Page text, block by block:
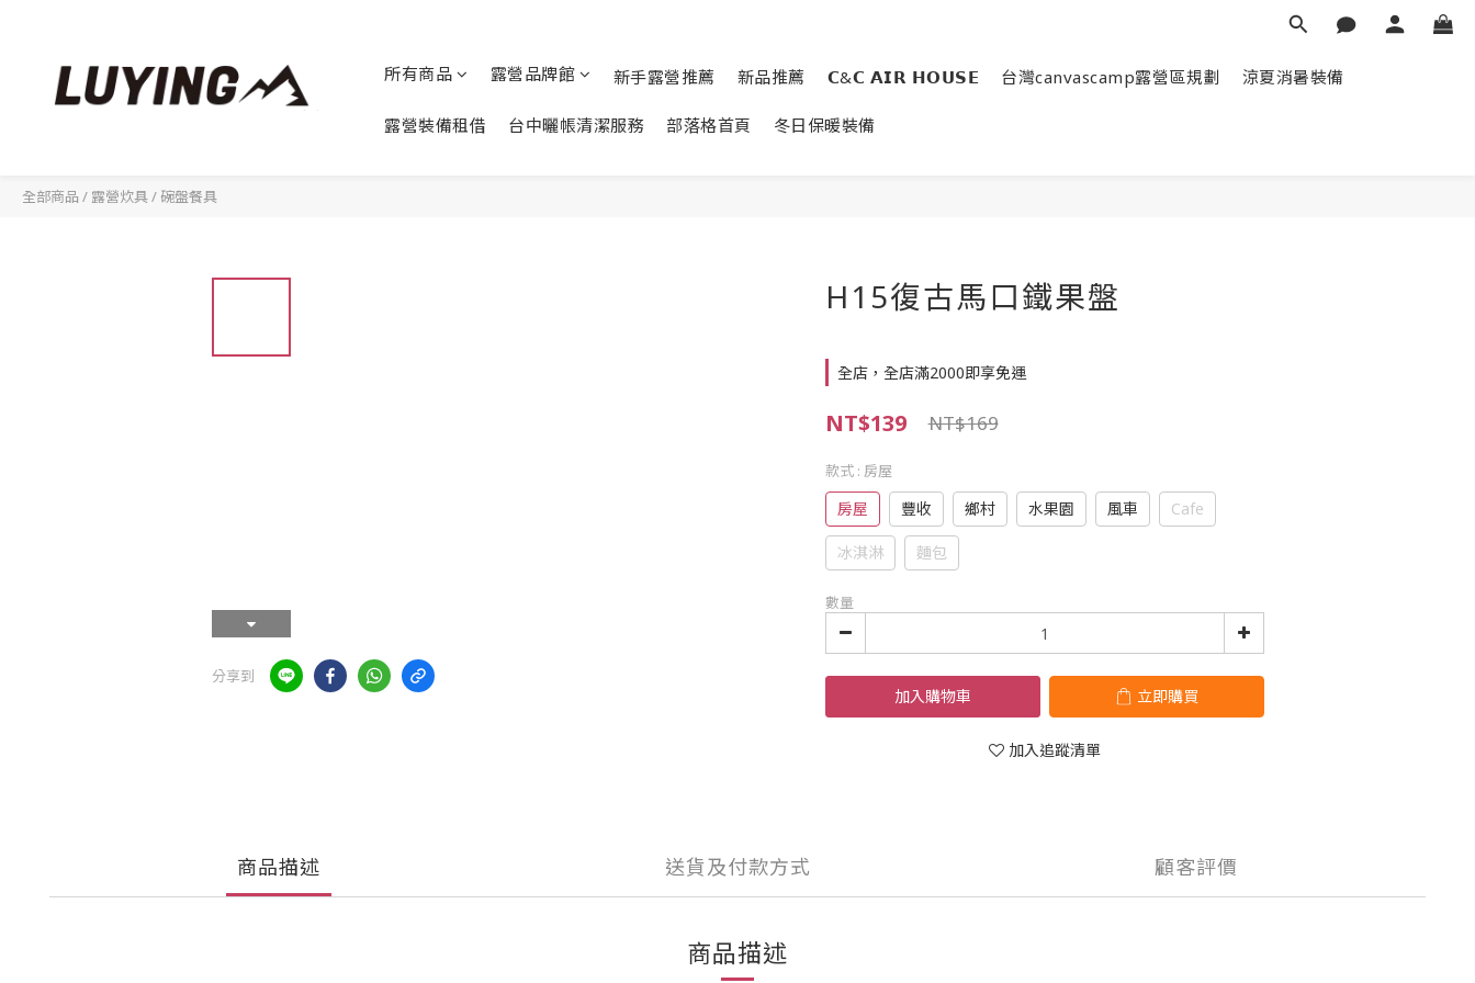
所有商品 露營品牌館 新手露營推薦 新品推薦 𝗖&𝗖 𝗔𝗜𝗥 𝗛𝗢𝗨𝗦𝗘 台灣canvascamp露營區規劃 涼夏消暑裝備
露營裝備租借 台中曬帳清潔服務 部落格首頁 冬日保暖裝備
全部商品 / 露營炊具/ 碗盤餐具
分享到
H15復古馬口鐵果盤
全店，全店滿2000即享免運
NT$139 NT$169
款式 : 房屋
房屋 豐收 鄉村 水果園 風車 Cafe
冰淇淋 麵包
數量
加入購物車 立即購買
加入追蹤清單
商品描述 送貨及付款方式 顧客評價
商品描述